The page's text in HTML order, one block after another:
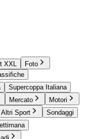
XXL
Foto
Supercoppa Italiana
Mercato
Motori
Altri Sport
Sondaggi